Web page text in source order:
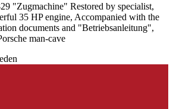
"Zugmachine" Restored by specialist,
35 HP engine, Accompanied with the
documents and "Betriebsanleitung",
man-cave